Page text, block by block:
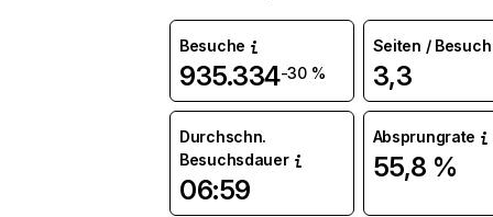
Besuche
935.334-30 %
Seiten / Besuch
3,3
Durchschn.
Besuchsdauer
06:59
Absprungrate
55,8 %